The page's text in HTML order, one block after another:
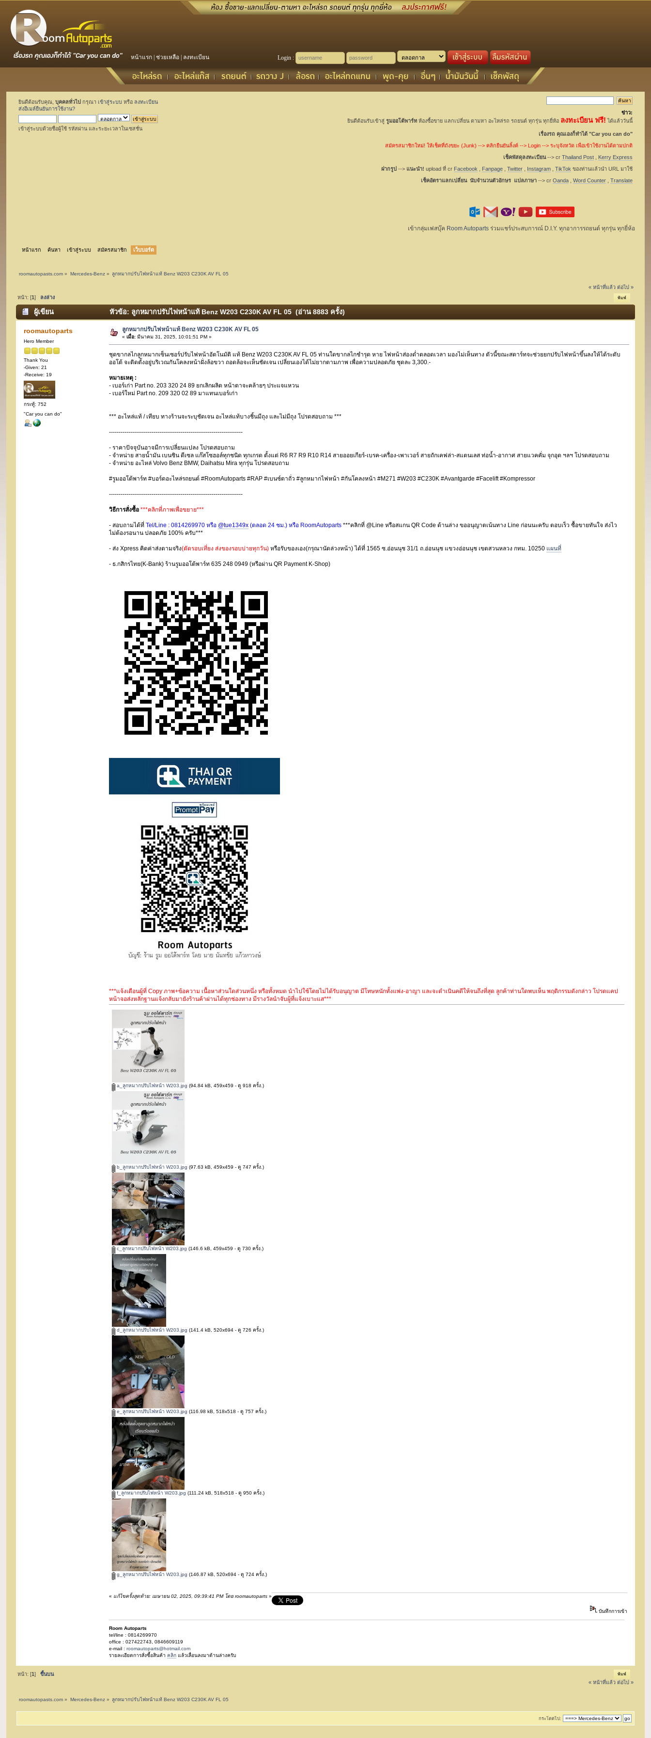
หน้าแรก ช่วยเหลือ ลงทะเบียน Login :
ยินดีต้อนรับคุณ,บุคคลทั่วไป กรุณา เข้าสู่ระบบ หรือ ลงทะเบียน
ส่งอีเมล์ยืนยันการใช้งาน?
เข้าสู่ระบบด้วยชื่อผู้ใช้ รหัสผ่าน และระยะเวลาในเซสชั่น
ข่าว:
ยินดีต้อนรับเข้าสู่ รูมออโต้พาร์ทห้องซื้อขาย แลกเปลี่ยน ตามหา อะไหล่รถ รถยนต์ ทุกรุ่น ทุกยี่ห้อ ลงทะเบียน ฟรี! ได้แล้ววันนี้
เรื่องรถ คุณเองก็ทำได้ "Car you can do"
สมัครสมาชิกใหม่! ให้เช็คที่ถังขยะ (Junk) --> คลิกยืนยันลิ้งค์ --> Login --> ระบุจังหวัด เพื่อเข้าใช้งานได้ตามปกติ
เช็คพัสดุลงทะเบียน--> cr Thailand Post,
Kerry Express
ฝากรูป --> แนะนำ! upload ที่ cr Facebook Fanpage, Twitter, Instagram, TikTok ของท่านแล้วนำ URL มาใช้
เช็คอัตราแลกเปลี่ยน นับจำนวนตัวอักษร แปลภาษา--> cr Oanda, Word Counter, Translate
เข้ากลุ่มเฟสบุ๊ค Room Autopartsร่วมแชร์ประสบการณ์ D.I.Y. ทุกอาการรถยนต์ ทุกรุ่น ทุกยี่ห้อ
หน้าแรก ค้นหา เข้าสู่ระบบ สมัครสมาชิก เว็บบอร์ด
roomautopasts.com » Mercedes-Benz» ลูกหมากปรับไฟหน้าแท้ Benz W203 C230K AV FL 05
« หน้าที่แล้ว ต่อไป »
พิมพ์
หน้า: [1] ลงล่าง
ผู้เขียน หัวข้อ: ลูกหมากปรับไฟหน้าแท้ Benz W203 C230K AV FL 05 (อ่าน 8883 ครั้ง)
roomautoparts
Hero Member
Thank You
-Given: 21
-Receive: 19
กระทู้: 752
"Car you can do"
ลูกหมากปรับไฟหน้าแท้ Benz W203 C230K AV FL 05
«เมื่อ: มีนาคม 31, 2025, 10:01:51 PM »
ชุดขากลไกลูกหมากเซ็นเซอร์ปรับไฟหน้าอัตโนมัติ แท้ Benz W203 C230K AV FL 05 ท่านใดขากลไกชำรุด หาย ไฟหน้าส่องต่ำตลอดเวลา มองไม่เห็นทาง ตัวนี้ขณะสตาร์ทจะช่วยยกปรับไฟหน้าขึ้นลงให้ได้ระดับ
ออโต้ จะติดตั้งอยู่บริเวณกันโคลงหน้าฝั่งล้อขวา ถอดล้อจะเห็นชัดเจน เปลี่ยนเองได้ไม่ยากตามภาพ เพื่อความปลอดภัย ชุดละ 3,300.-
หมายเหตุ :
- เบอร์เก่า Part no. 203 320 24 89 ยกเลิกผลิต หน้าตาจะคล้ายๆ ประแจแหวน
- เบอร์ใหม่ Part no. 209 320 02 89 มาแทนเบอร์เก่า
*** อะไหล่แท้ / เทียบ ทางร้านจะระบุชัดเจน อะไหล่แท้บางชิ้นมีถุง และไม่มีถุง โปรดสอบถาม ***
---------------------------------------------------------------------
- ราคาปัจจุบันอาจมีการเปลี่ยนแปลง โปรดสอบถาม
- จำหน่าย สายน้ำมัน เบนซิน ดีเซล แก๊สโซฮอล์ทุกชนิด ทุกเกรด ตั้งแต่ R6 R7 R9 R10 R14 สายออยเกียร์-เบรค-เครื่อง-เพาเวอร์ สายถักเคฟล่า-สแตนเลส ท่อน้ำ-อากาศ สายแวคคั่ม จุกอุด ฯลฯ โปรดสอบถาม
- จำหน่าย อะไหล่ Volvo Benz BMW, Daihatsu Mira ทุกรุ่น โปรดสอบถาม
#รูมออโต้พาร์ท #บอร์ดอะไหล่รถยนต์ #RoomAutoparts #RAP #เบนซ์ตาถั่ว #ลูกหมากไฟหน้า #กันโคลงหน้า #M271 #W203 #C230K #Avantgarde #Facelift #Kompressor
---------------------------------------------------------------------
วิธีการสั่งซื้อ ***คลิกที่ภาพเพื่อขยาย***
- สอบถามได้ที่Tel/Line : 0814269970 หรือ @tue1349x (ตลอด 24 ชม.) หรือ RoomAutoparts ***คลิกที่ @Line หรือสแกน QR Code ด้านล่าง ขออนุญาตเน้นทาง Line ก่อนนะครับ ตอบเร็ว ซื้อขายทันใจ ส่งไว
ไม่ต้องรอนาน ปลอดภัย 100% ครับ***
- ส่ง Xpress คิดค่าส่งตามจริง(ตัดรอบเที่ยง ส่งของรอบบ่ายทุกวัน) หรือรับของเอง(กรุณานัดล่วงหน้า) ได้ที่ 1565 ซ.อ่อนนุช 31/1 ถ.อ่อนนุช แขวงอ่อนนุช เขตสวนหลวง กทม. 10250 แผนที่
- ธ.กสิกรไทย(K-Bank) ร้านรูมออโต้พาร์ท 635 248 0949 (หรือผ่าน QR Payment K-Shop)
***แจ้งเตือนผู้ที่ Copy ภาพ+ข้อความ เนื้อหาส่วนใดส่วนหนึ่ง หรือทั้งหมด นำไปใช้โดยไม่ได้รับอนุญาต มีโทษหนักทั้งแพ่ง-อาญา และจะดำเนินคดีให้จนถึงที่สุด ลูกค้าท่านใดพบเห็น พฤติกรรมดังกล่าว โปรดแคป
หน้าจอส่งหลักฐานแจ้งกลับมายังร้านค้าผ่านได้ทุกช่องทาง มีรางวัลนำจับผู้ที่แจ้งเบาะแส***
a_ลูกหมากปรับไฟหน้า W203.jpg (94.84 kB, 459x459 - ดู 918 ครั้ง.)
b_ลูกหมากปรับไฟหน้า W203.jpg (97.63 kB, 459x459 - ดู 747 ครั้ง.)
c_ลูกหมากปรับไฟหน้า W203.jpg (146.6 kB, 459x459 - ดู 730 ครั้ง.)
d_ลูกหมากปรับไฟหน้า W203.jpg (141.4 kB, 520x694 - ดู 726 ครั้ง.)
e_ลูกหมากปรับไฟหน้า W203.jpg (116.98 kB, 518x518 - ดู 757 ครั้ง.)
f_ลูกหมากปรับไฟหน้า W203.jpg (111.24 kB, 518x518 - ดู 950 ครั้ง.)
g_ลูกหมากปรับไฟหน้า W203.jpg (146.87 kB, 520x694 - ดู 724 ครั้ง.)
« แก้ไขครั้งสุดท้าย: เมษายน 02, 2025, 09:39:41 PM โดย roomautoparts »
บันทึกการเข้า
Room Autoparts
tel/line : 0814269970
office : 027422743, 0846609119
e-mail :roomautoparts@hotmail.com
รายละเอียดการสั่งซื้อสินค้าคลิก แล้วเลื่อนลงมาด้านล่างครับ
พิมพ์
หน้า: [1] ขึ้นบน
« หน้าที่แล้ว ต่อไป »
roomautopasts.com » Mercedes-Benz» ลูกหมากปรับไฟหน้าแท้ Benz W203 C230K AV FL 05
กระโดดไป: